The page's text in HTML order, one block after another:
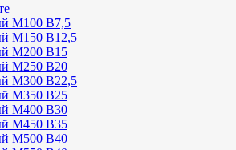
М100 В7,5
М150 В12,5
М200 В15
М250 В20
М300 В22,5
М350 В25
М400 В30
М450 В35
М500 В40